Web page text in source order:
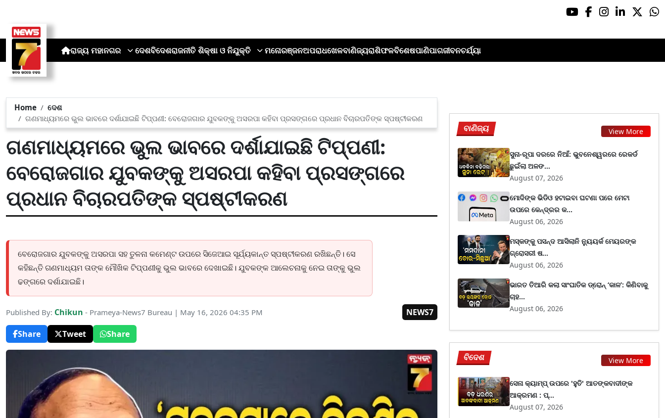
ରାଜ୍ୟ ମହାନଗର ଦେଶବିଦେଶରାଜନୀତି ଶିକ୍ଷା ଓ ନିଯୁକ୍ତି ମନୋରଞ୍ଜନଅପରାଧଖେଳବାଣିଜ୍ୟରାଶିଫଳବିଶେଷପାଣିପାଗଜୀବନଚର୍ଯ୍ୟା
Home
ଦେଶ
ଗଣମାଧ୍ୟମରେ ଭୁଲ ଭାବରେ ଦର୍ଶାଯାଇଛି ଟିପ୍ପଣୀ: ବେରୋଜଗାର ଯୁବକଙ୍କୁ ଅସରପା କହିବା ପ୍ରସଙ୍ଗରେ ପ୍ରଧାନ ବିଚାରପତିଙ୍କ ସ୍ପଷ୍ଟୀକରଣ
ଗଣମାଧ୍ୟମରେ ଭୁଲ ଭାବରେ ଦର୍ଶାଯାଇଛି ଟିପ୍ପଣୀ:
ବେରୋଜଗାର ଯୁବକଙ୍କୁ ଅସରପା କହିବା ପ୍ରସଙ୍ଗରେ
ପ୍ରଧାନ ବିଚାରପତିଙ୍କ ସ୍ପଷ୍ଟୀକରଣ
ବେରୋଜଗାର ଯୁବକଙ୍କୁ ଅସରପା ସହ ତୁଳନା କମେଣ୍ଟ ଉପରେ ସିଜେଆଇ ସୂର୍ଯ୍ୟକାନ୍ତ ସ୍ପଷ୍ଟୀକରଣ ରଖିଛନ୍ତି। ସେ
କହିଛନ୍ତି ଗଣମାଧ୍ୟମ ତାଙ୍କ ମୌଖିକ ଟିପ୍ପଣୀକୁ ଭୁଲ ଭାବରେ ଦେଖାଇଛି। ଯୁବକଙ୍କ ଆଲେଚନାକୁ ନେଇ ତାଙ୍କୁ ଭୁଲ
ଢଙ୍ଗରେ ଦର୍ଶାଯାଇଛି।
Published By: Chikun - Prameya-News7 Bureau | May 16, 2026 04:35 PM
NEWS7
Share
Tweet Share
ବାଣିଜ୍ୟ View More
ସୁନା-ରୂପା ଦରରେ ନିଆଁ: ଭୁବନେଶ୍ୱରରେ ରେକର୍ଡ
ଛୁଇଁଲା ଅଳଙ...
August 07, 2026
ମୋଦିଙ୍କ ଭିଡିଓ ହଟାଇବା ଘଟଣା ପରେ ମେଟା
ଉପରେ କେନ୍ଦ୍ରର କ...
August 06, 2026
ମସ୍କଙ୍କୁ ପସନ୍ଦ ଆସିଲାନି ନ୍ୟୁୟର୍କ ମେୟରଙ୍କ
ଗ୍ରୋସରୀ ଷ...
August 06, 2026
ଭାରତ ତିଆରି କଲା ସାଂଘାତିକ ଡ୍ରୋନ୍ ‘କାଳ’: କିଣିବାକୁ
ଚାହ...
August 06, 2026
ବିଦେଶ View More
ସେନା କ୍ୟାମ୍ପ୍ ଉପରେ 'ହୁତି' ଆତଙ୍କବାଦୀଙ୍କ
ଆକ୍ରମଣ : ପ୍...
August 07, 2026